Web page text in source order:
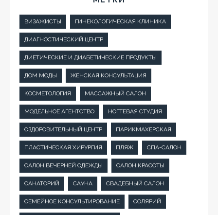
ВИЗАЖИСТЫ ГИНЕКОЛОГИЧЕСКАЯ КЛИНИКА
ДИАГНОСТИЧЕСКИЙ ЦЕНТР
ДИЕТИЧЕСКИЕ И ДИАБЕТИЧЕСКИЕ ПРОДУКТЫ
ДОМ МОДЫ ЖЕНСКАЯ КОНСУЛЬТАЦИЯ
КОСМЕТОЛОГИЯ МАССАЖНЫЙ САЛОН
МОДЕЛЬНОЕ АГЕНТСТВО НОГТЕВАЯ СТУДИЯ
ОЗДОРОВИТЕЛЬНЫЙ ЦЕНТР ПАРИКМАХЕРСКАЯ
ПЛАСТИЧЕСКАЯ ХИРУРГИЯ ПЛЯЖ СПА-САЛОН
САЛОН ВЕЧЕРНЕЙ ОДЕЖДЫ САЛОН КРАСОТЫ
САНАТОРИЙ САУНА СВАДЕБНЫЙ САЛОН
СЕМЕЙНОЕ КОНСУЛЬТИРОВАНИЕ СОЛЯРИЙ